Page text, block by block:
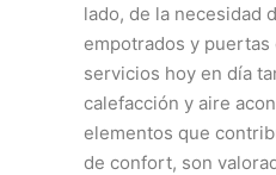
lado, de la necesidad
empotrados y
servicios hoy en día
calefacción y aire
elementos que
de confort, son